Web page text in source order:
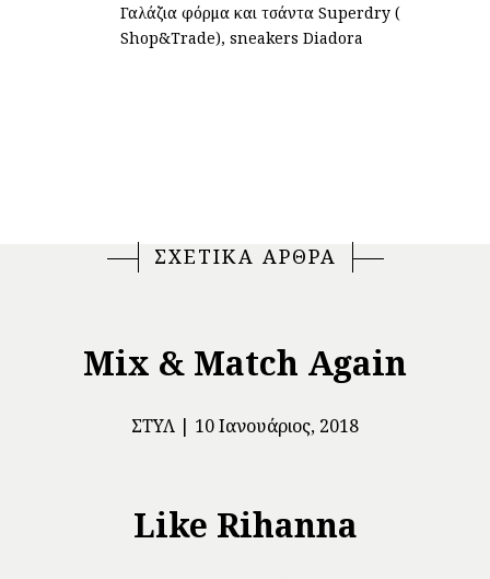
Γαλάζια φόρμα και τσάντα Superdry (
Shop&Trade), sneakers Diadora
ΣΧΕΤΙΚΑ ΑΡΘΡΑ
Mix & Match Again
ΣΤΥΛ 10 Ιανουάριος, 2018
Like Rihanna